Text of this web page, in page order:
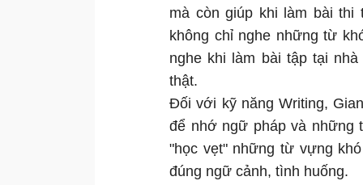
mà còn giúp khi làm bài
không chỉ nghe những từ
nghe khi làm bài tập tại
thật.
Đối với kỹ năng Writing,
để nhớ ngữ pháp và những
"học vẹt" những từ vựng
đúng ngữ cảnh, tình huống.